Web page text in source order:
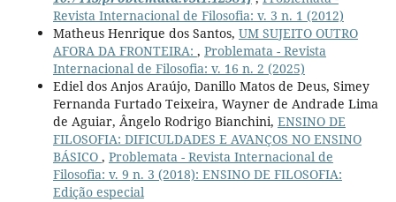
Revista Internacional de Filosofia: v. 3 n. 1 (2012)
Matheus Henrique dos Santos, UM SUJEITO OUTRO
AFORA DA FRONTEIRA: , Problemata - Revista
Internacional de Filosofia: v. 16 n. 2 (2025)
Ediel dos Anjos Araújo, Danillo Matos de Deus, Simey
Fernanda Furtado Teixeira, Wayner de Andrade Lima
de Aguiar, Ângelo Rodrigo Bianchini, ENSINO DE
FILOSOFIA: DIFICULDADES E AVANÇOS NO ENSINO
BÁSICO , Problemata - Revista Internacional de
Filosofia: v. 9 n. 3 (2018): ENSINO DE FILOSOFIA:
Edição especial